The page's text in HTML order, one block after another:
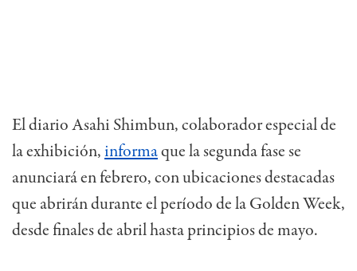
El diario Asahi Shimbun, colaborador especial de
la exhibición,informaque la segunda fase se
anunciará en febrero, con ubicaciones destacadas
que abrirán durante el período de la Golden Week,
desde finales de abril hasta principios de mayo.